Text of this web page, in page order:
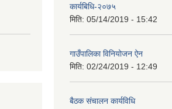
कार्यबिधि-२०७५
मिति: 05/14/2019 - 15:42
गाउँपालिका विनियोजन ऐन
मिति: 02/24/2019 - 12:49
बैठक संचालन कार्यविधि